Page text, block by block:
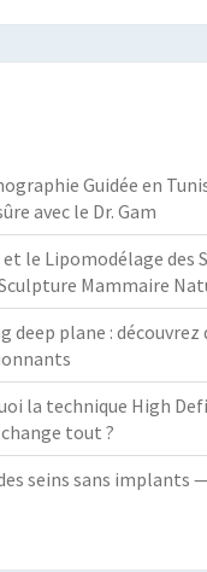
Guidée en
avec le Dr. Gam
le Lipomodélage des
Sculpture Mammaire
deep plane : découvrez
la technique High
tout ?
seins sans implants